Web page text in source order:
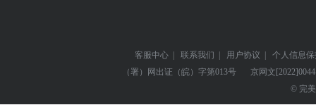
客服中心 | 联系我们 | 用户协议 |
个人信息
（署）网出证（皖）字第013号
京网文
© 完美